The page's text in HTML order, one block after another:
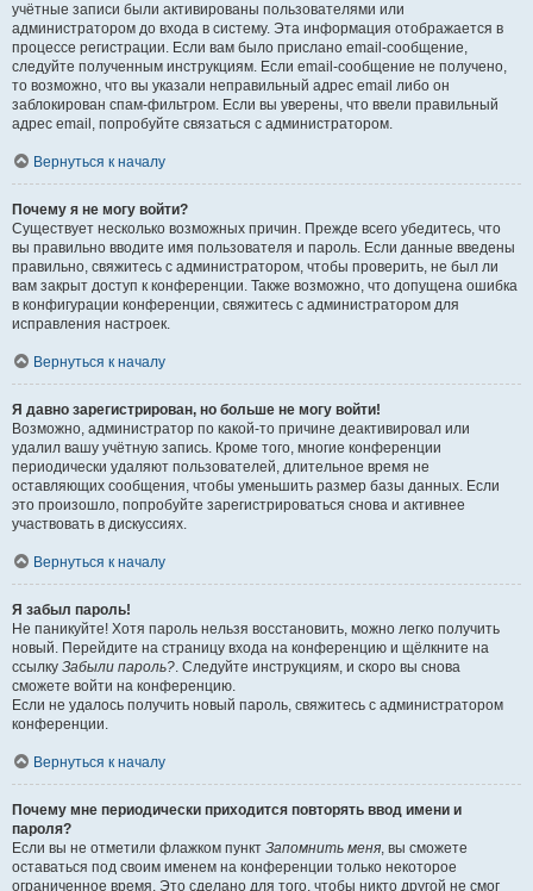
учётные записи были активированы пользователями или
администратором до входа в систему. Эта информация отображается в
процессе регистрации. Если вам было прислано email-сообщение,
следуйте полученным инструкциям. Если email-сообщение не получено,
то возможно, что вы указали неправильный адрес email либо он
заблокирован спам-фильтром. Если вы уверены, что ввели правильный
адрес email, попробуйте связаться с администратором.
Вернуться к началу
Почему я не могу войти?
Существует несколько возможных причин. Прежде всего убедитесь, что
вы правильно вводите имя пользователя и пароль. Если данные введены
правильно, свяжитесь с администратором, чтобы проверить, не был ли
вам закрыт доступ к конференции. Также возможно, что допущена ошибка
в конфигурации конференции, свяжитесь с администратором для
исправления настроек.
Вернуться к началу
Я давно зарегистрирован, но больше не могу войти!
Возможно, администратор по какой-то причине деактивировал или
удалил вашу учётную запись. Кроме того, многие конференции
периодически удаляют пользователей, длительное время не
оставляющих сообщения, чтобы уменьшить размер базы данных. Если
это произошло, попробуйте зарегистрироваться снова и активнее
участвовать в дискуссиях.
Вернуться к началу
Я забыл пароль!
Не паникуйте! Хотя пароль нельзя восстановить, можно легко получить
новый. Перейдите на страницу входа на конференцию и щёлкните на
ссылку Забыли пароль?. Следуйте инструкциям, и скоро вы снова
сможете войти на конференцию.
Если не удалось получить новый пароль, свяжитесь с администратором
конференции.
Вернуться к началу
Почему мне периодически приходится повторять ввод имени и
пароля?
Если вы не отметили флажком пункт Запомнить меня, вы сможете
оставаться под своим именем на конференции только некоторое
ограниченное время. Это сделано для того, чтобы никто другой не смог